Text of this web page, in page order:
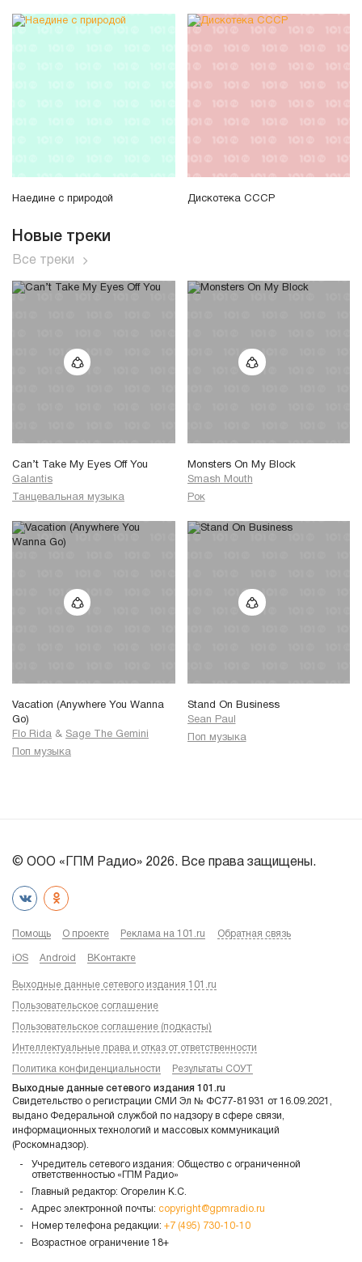
Наедине с природой Дискотека СССР
Новые треки
Все треки
Can’t Take My Eyes Off You
Galantis
Танцевальная музыка
Monsters On My Block
Smash Mouth
Рок
Vacation (Anywhere You Wanna
Go)
Flo Rida & Sage The Gemini
Поп музыка
Stand On Business
Sean Paul
Поп музыка
© ООО «ГПМ Радио» 2026. Все права защищены.
Помощь О проекте Реклама на 101.ru Обратная связь
iOS Android ВКонтакте
Выходные данные сетевого издания 101.ru
Пользовательское соглашение
Пользовательское соглашение (подкасты)
Интеллектуальные права и отказ от ответственности
Политика конфиденциальности Результаты СОУТ
Выходные данные сетевого издания 101.ru
Свидетельство о регистрации СМИ Эл № ФС77-81931 от 16.09.2021,
выдано Федеральной службой по надзору в сфере связи,
информационных технологий и массовых коммуникаций
(Роскомнадзор).
Учредитель сетевого издания: Общество с ограниченной
ответственностью «ГПМ Радио»
Главный редактор: Огорелин К.С.
Адрес электронной почты: copyright@gpmradio.ru
Номер телефона редакции: +7 (495) 730-10-10
Возрастное ограничение 18+